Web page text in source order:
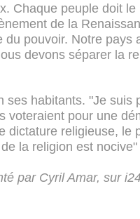
Chaque peuple doit le
de la
du pouvoir. Notre pays
devons séparer la
habitants. "Je suis
voteraient pour une
dictature religieuse, le
la religion est nocive"
par Cyril Amar, sur